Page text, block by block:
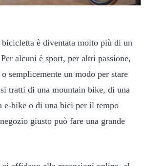
è diventata molto più di un
alcuni è sport, per altri passione,
semplicemente un modo per stare
tratti di una mountain bike, di una
e-bike o di una bici per il tempo
giusto può fare una grande